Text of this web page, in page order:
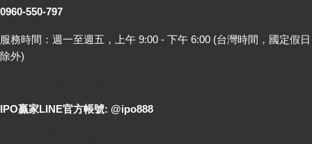
0960-550-797
服務時間：週一至週五，上午 9:00 - 下午 6:00 (台灣時間，國定假日
除外)
IPO贏家LINE官方帳號: @ipo888